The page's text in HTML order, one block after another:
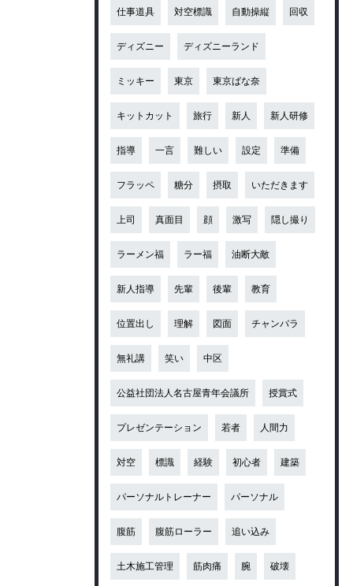
仕事道具 対空標識 自動操縦 回収
ディズニー ディズニーランド
ミッキー 東京 東京ばな奈
キットカット 旅行 新人 新人研修
指導 一言 難しい 設定 準備
フラッペ 糖分 摂取 いただきます
上司 真面目 顔 激写 隠し撮り
ラーメン福 ラー福 油断大敵
新人指導 先輩 後輩 教育
位置出し 理解 図面 チャンバラ
無礼講 笑い 中区
公益社団法人名古屋青年会議所 授賞式
プレゼンテーション 若者 人間力
対空 標識 経験 初心者 建築
パーソナルトレーナー パーソナル
腹筋 腹筋ローラー 追い込み
土木施工管理 筋肉痛 腕 破壊